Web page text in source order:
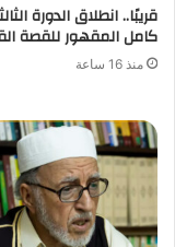
قريبًا.. انطلاق الدورة
كامل المقهور للقصة
منذ 16 ساعة